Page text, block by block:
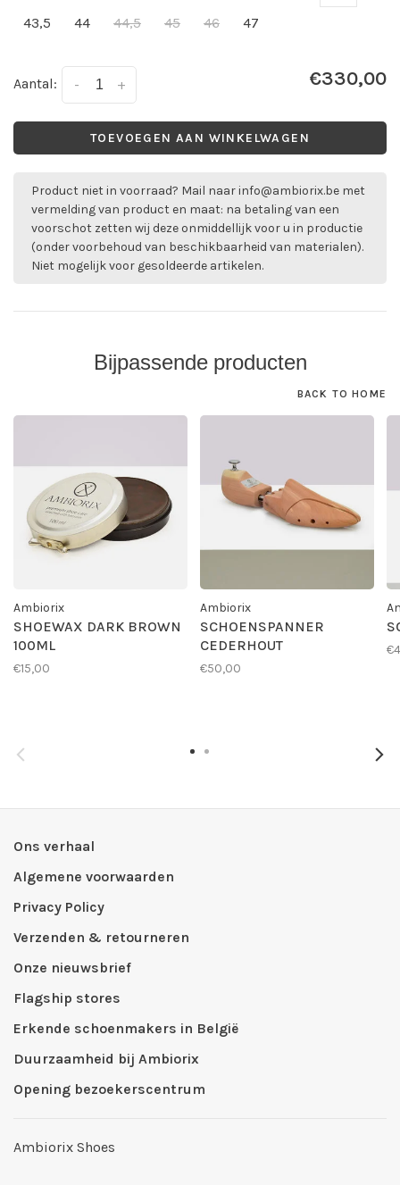
43,5
44 44,5 45 46 47
Aantal: +
- €330,00
TOEVOEGEN AAN WINKELWAGEN
Product niet in voorraad? Mail naarinfo@ambiorix.be met
vermelding van product en maat: na betaling van een
voorschot zetten wij deze onmiddellijk voor u in productie
(onder voorbehoud van beschikbaarheid van materialen).
Niet mogelijk voor gesoldeerde artikelen.
Bijpassende producten
BACK TO HOME
Ambiorix
SHOEWAX DARK BROWN
100ML
€15,00
Ambiorix
SCHOENSPANNER
CEDERHOUT
€50,00
Ons verhaal
Algemene voorwaarden
Privacy Policy
Verzenden & retourneren
Onze nieuwsbrief
Flagship stores
Erkende schoenmakers in België
Duurzaamheid bij Ambiorix
Opening bezoekerscentrum
Ambiorix Shoes